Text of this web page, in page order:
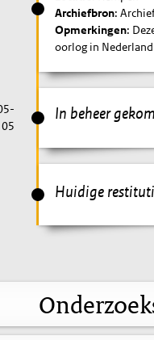
Archiefbron:
Opmerkingen:
oorlog in
In beheer
05
Huidige